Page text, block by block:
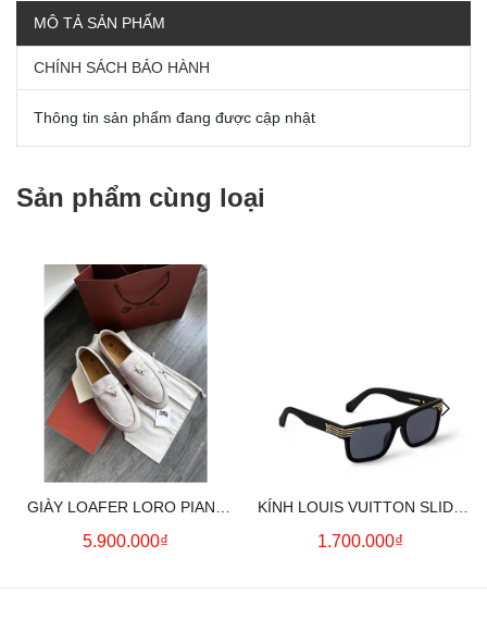
MÔ TẢ SẢN PHẨM
CHÍNH SÁCH BẢO HÀNH
Thông tin sản phẩm đang được cập nhật
Sản phẩm cùng loại
GIÀY LOAFER LORO PIANA
SUMMER CHARMS (CREAM)
5.900.000₫
KÍNH LOUIS VUITTON SLIDE
SQUARE SUNGLASSES
1.700.000₫